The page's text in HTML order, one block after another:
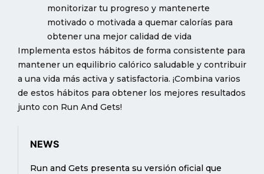
monitorizar tu progreso y mantenerte
motivado o motivada a quemar calorías para
obtener una mejor calidad de vida
Implementa estos hábitos de forma consistente para
mantener un equilibrio calórico saludable y contribuir
a una vida más activa y satisfactoria. ¡Combina varios
de estos hábitos para obtener los mejores resultados
junto con Run And Gets!
NEWS
Run and Gets presenta su versión oficial que